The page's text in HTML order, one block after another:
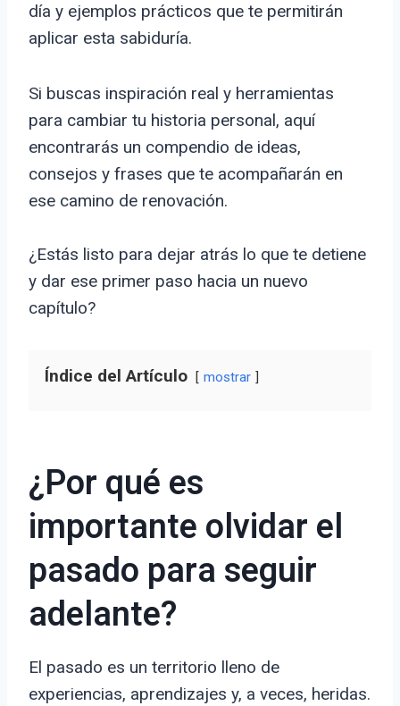
día y ejemplos prácticos que te permitirán
aplicar esta sabiduría.
Si buscas inspiración real y herramientas
para cambiar tu historia personal, aquí
encontrarás un compendio de ideas,
consejos y frases que te acompañarán en
ese camino de renovación.
¿Estás listo para dejar atrás lo que te detiene
y dar ese primer paso hacia un nuevo
capítulo?
Índice del Artículo mostrar
¿Por qué es
importante olvidar el
pasado para seguir
adelante?
El pasado es un territorio lleno de
experiencias, aprendizajes y, a veces, heridas.